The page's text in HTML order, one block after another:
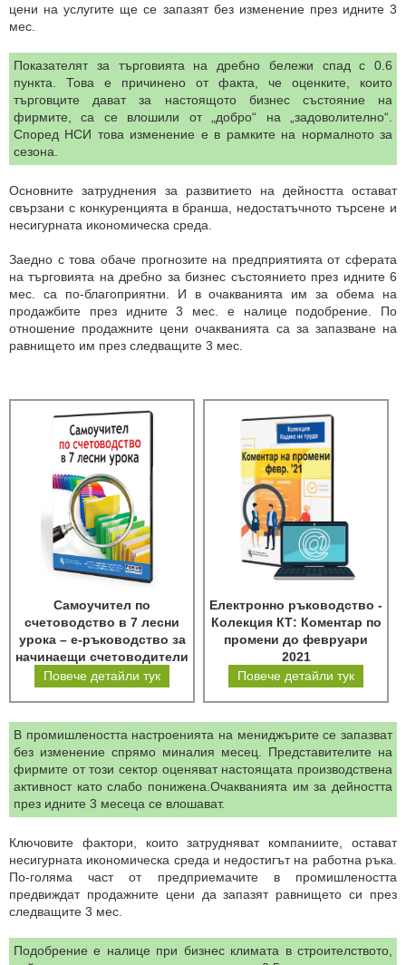
цени на услугите ще се запазят без изменение през идните 3
мес.
Показателят за търговията на дребно бележи спад с 0.6
пункта. Това е причинено от факта, че оценките, които
търговците дават за настоящото бизнес състояние на
фирмите, са се влошили от „добро“ на „задоволително“.
Според НСИ това изменение е в рамките на нормалното за
сезона.
Основните затруднения за развитието на дейността остават
свързани с конкуренцията в бранша, недостатъчното търсене и
несигурната икономическа среда.
Заедно с това обаче прогнозите на предприятията от сферата
на търговията на дребно за бизнес състоянието през идните 6
мес. са по-благоприятни. И в очакванията им за обема на
продажбите през идните 3 мес. е налице подобрение. По
отношение продажните цени очакванията са за запазване на
равнището им през следващите 3 мес.
Самоучител по
счетоводство в 7 лесни
урока – е-ръководство за
начинаещи счетоводители
Повече детайли тук
Електронно ръководство -
Колекция КТ: Коментар по
промени до февруари
2021
Повече детайли тук
В промишлеността настроенията на мениджърите се запазват
без изменение спрямо миналия месец. Представителите на
фирмите от този сектор оценяват настоящата производствена
активност като слабо понижена.Очакванията им за дейността
през идните 3 месеца се влошават.
Ключовите фактори, които затрудняват компаниите, остават
несигурната икономическа среда и недостигът на работна ръка.
По-голяма част от предприемачите в промишлеността
предвиждат продажните цени да запазят равнището си през
следващите 3 мес.
Подобрение е налице при бизнес климата в строителството,